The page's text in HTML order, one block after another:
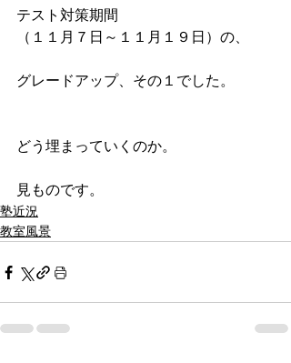
テスト対策期間
（１１月７日～１１月１９日）の、
グレードアップ、その１でした。
どう埋まっていくのか。
見ものです。
塾近況
教室風景